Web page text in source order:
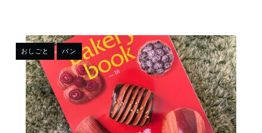
おしごと パン